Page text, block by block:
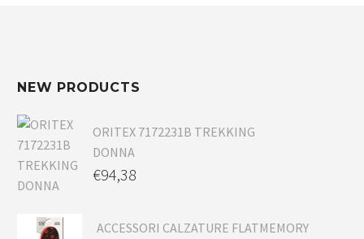
NEW PRODUCTS
ORITEX 7172231B TREKKING
DONNA
€94,38
ACCESSORI CALZATURE FLATMEMORY